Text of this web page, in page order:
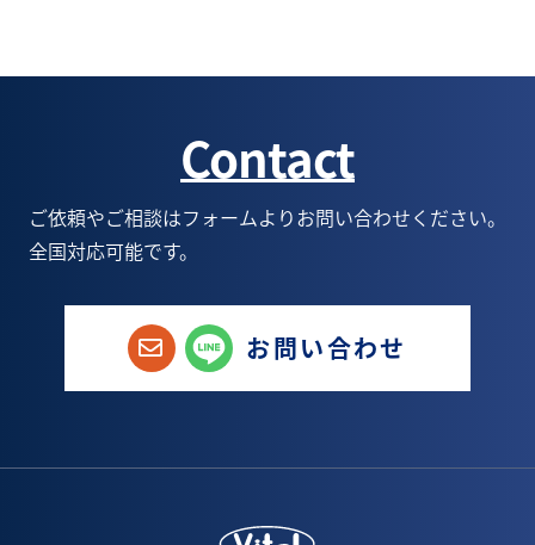
5月(9)
4月(8)
6月(6)
5月(6)
7月(6)
6月(9)
5月(1)
1月(1)
Contact
ご依頼やご相談はフォームよりお問い合わせください。
全国対応可能です。
お問い合わせ